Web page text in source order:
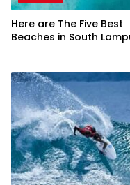
Here are The Five Best
Beaches in South